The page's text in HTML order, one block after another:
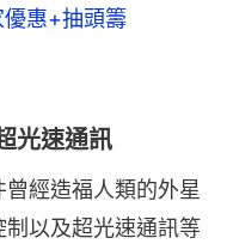
惠+抽頭籌
光速通訊
經造福人類的外星
以及超光速通訊等